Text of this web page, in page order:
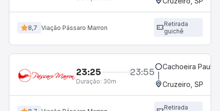
8,7 Viação Pássaro Marron
Retirada
guichê
23:25 23:55
Duração: 30m
Cachoeira
Cruzeiro, SP
Retirada